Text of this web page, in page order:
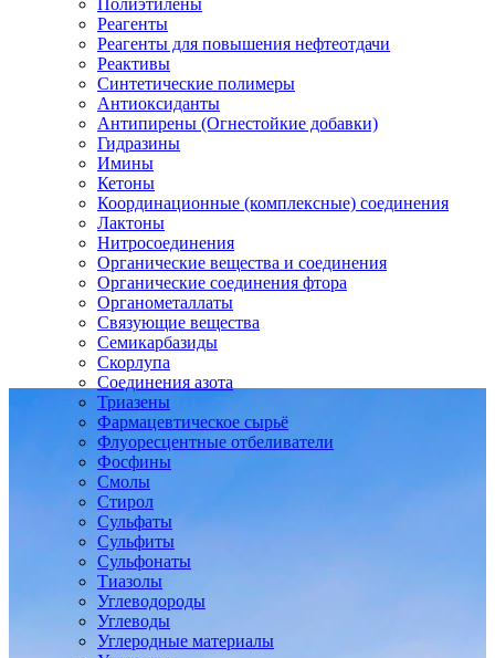
Полиэтилены
Реагенты
Реагенты для повышения нефтеотдачи
Реактивы
Синтетические полимеры
Антиоксиданты
Антипирены (Огнестойкие добавки)
Гидразины
Имины
Кетоны
Координационные (комплексные) соединения
Лактоны
Нитросоединения
Органические вещества и соединения
Органические соединения фтора
Органометаллаты
Связующие вещества
Семикарбазиды
Скорлупа
Соединения азота
Триазены
Фармацевтическое сырьё
Флуоресцентные отбеливатели
Фосфины
Смолы
Стирол
Сульфаты
Сульфиты
Сульфонаты
Тиазолы
Углеводороды
Углеводы
Углеродные материалы